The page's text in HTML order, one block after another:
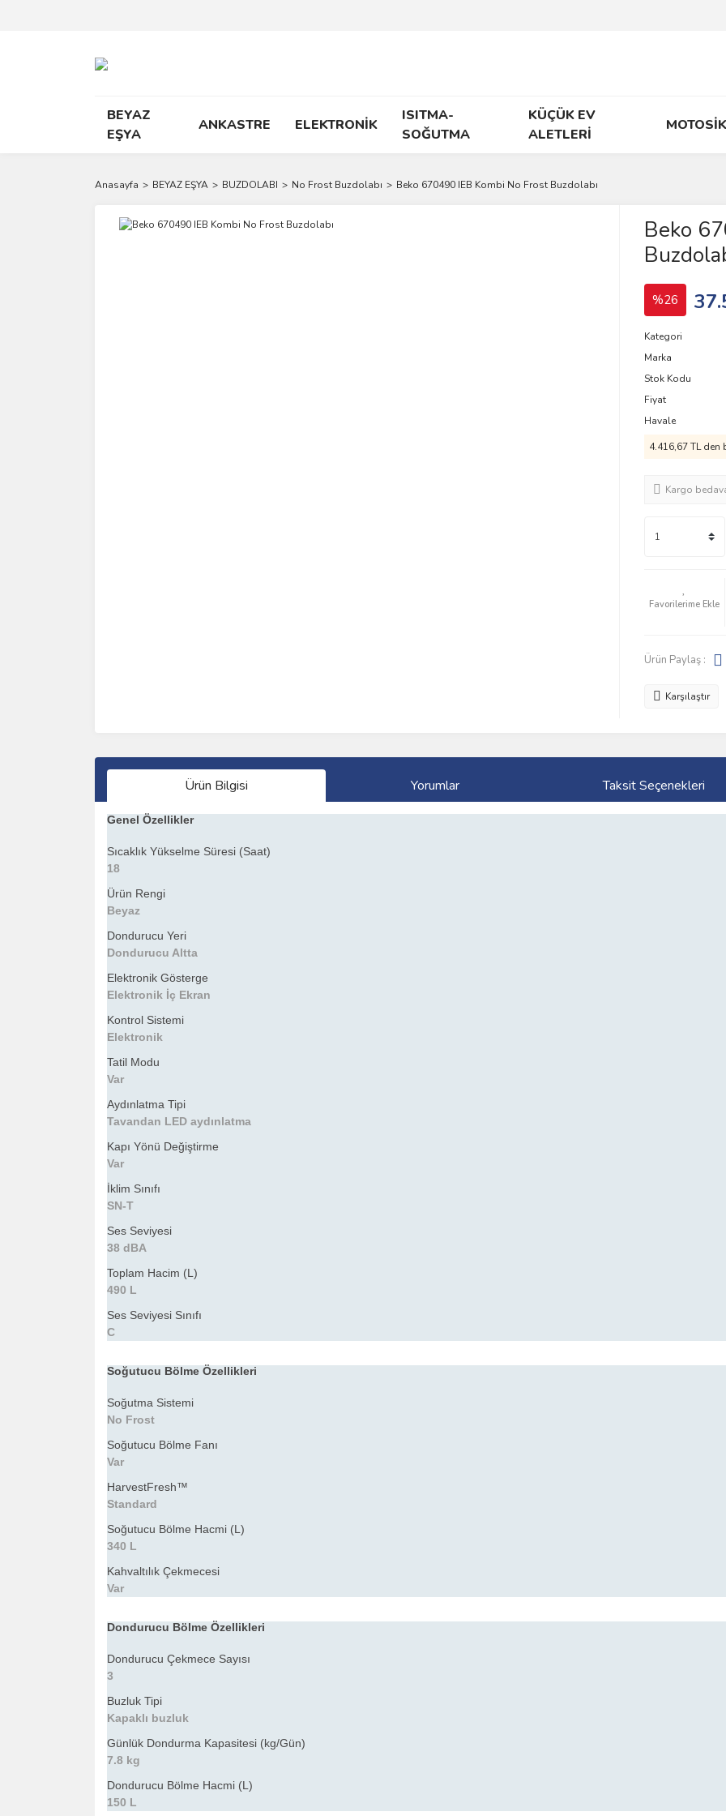
BEYAZ
EŞYA
ANKASTRE ELEKTRONİK
ISITMA-
SOĞUTMA
KÜÇÜK EV
ALETLERİ
Anasayfa BEYAZ EŞYA BUZDOLABI No Frost Buzdolabı Beko 670490 IEB Kombi No Frost Buzdolabı
Beko
%26
Kategori
Marka
Stok Kodu
Fiyat
Havale
4.416,67 TL
Kargo
Ürün Paylaş :
Karşılaştır
Ürün Bilgisi Yorumlar Taksit Seçenekleri
Genel Özellikler
Sıcaklık Yükselme Süresi (Saat)
18
Ürün Rengi
Beyaz
Dondurucu Yeri
Dondurucu Altta
Elektronik Gösterge
Elektronik İç Ekran
Kontrol Sistemi
Elektronik
Tatil Modu
Var
Aydınlatma Tipi
Tavandan LED aydınlatma
Kapı Yönü Değiştirme
Var
İklim Sınıfı
SN-T
Ses Seviyesi
38 dBA
Toplam Hacim (L)
490 L
Ses Seviyesi Sınıfı
C
Soğutucu Bölme Özellikleri
Soğutma Sistemi
No Frost
Soğutucu Bölme Fanı
Var
HarvestFresh™
Standard
Soğutucu Bölme Hacmi (L)
340 L
Kahvaltılık Çekmecesi
Var
Dondurucu Bölme Özellikleri
Dondurucu Çekmece Sayısı
3
Buzluk Tipi
Kapaklı buzluk
Günlük Dondurma Kapasitesi (kg/Gün)
7.8 kg
Dondurucu Bölme Hacmi (L)
150 L